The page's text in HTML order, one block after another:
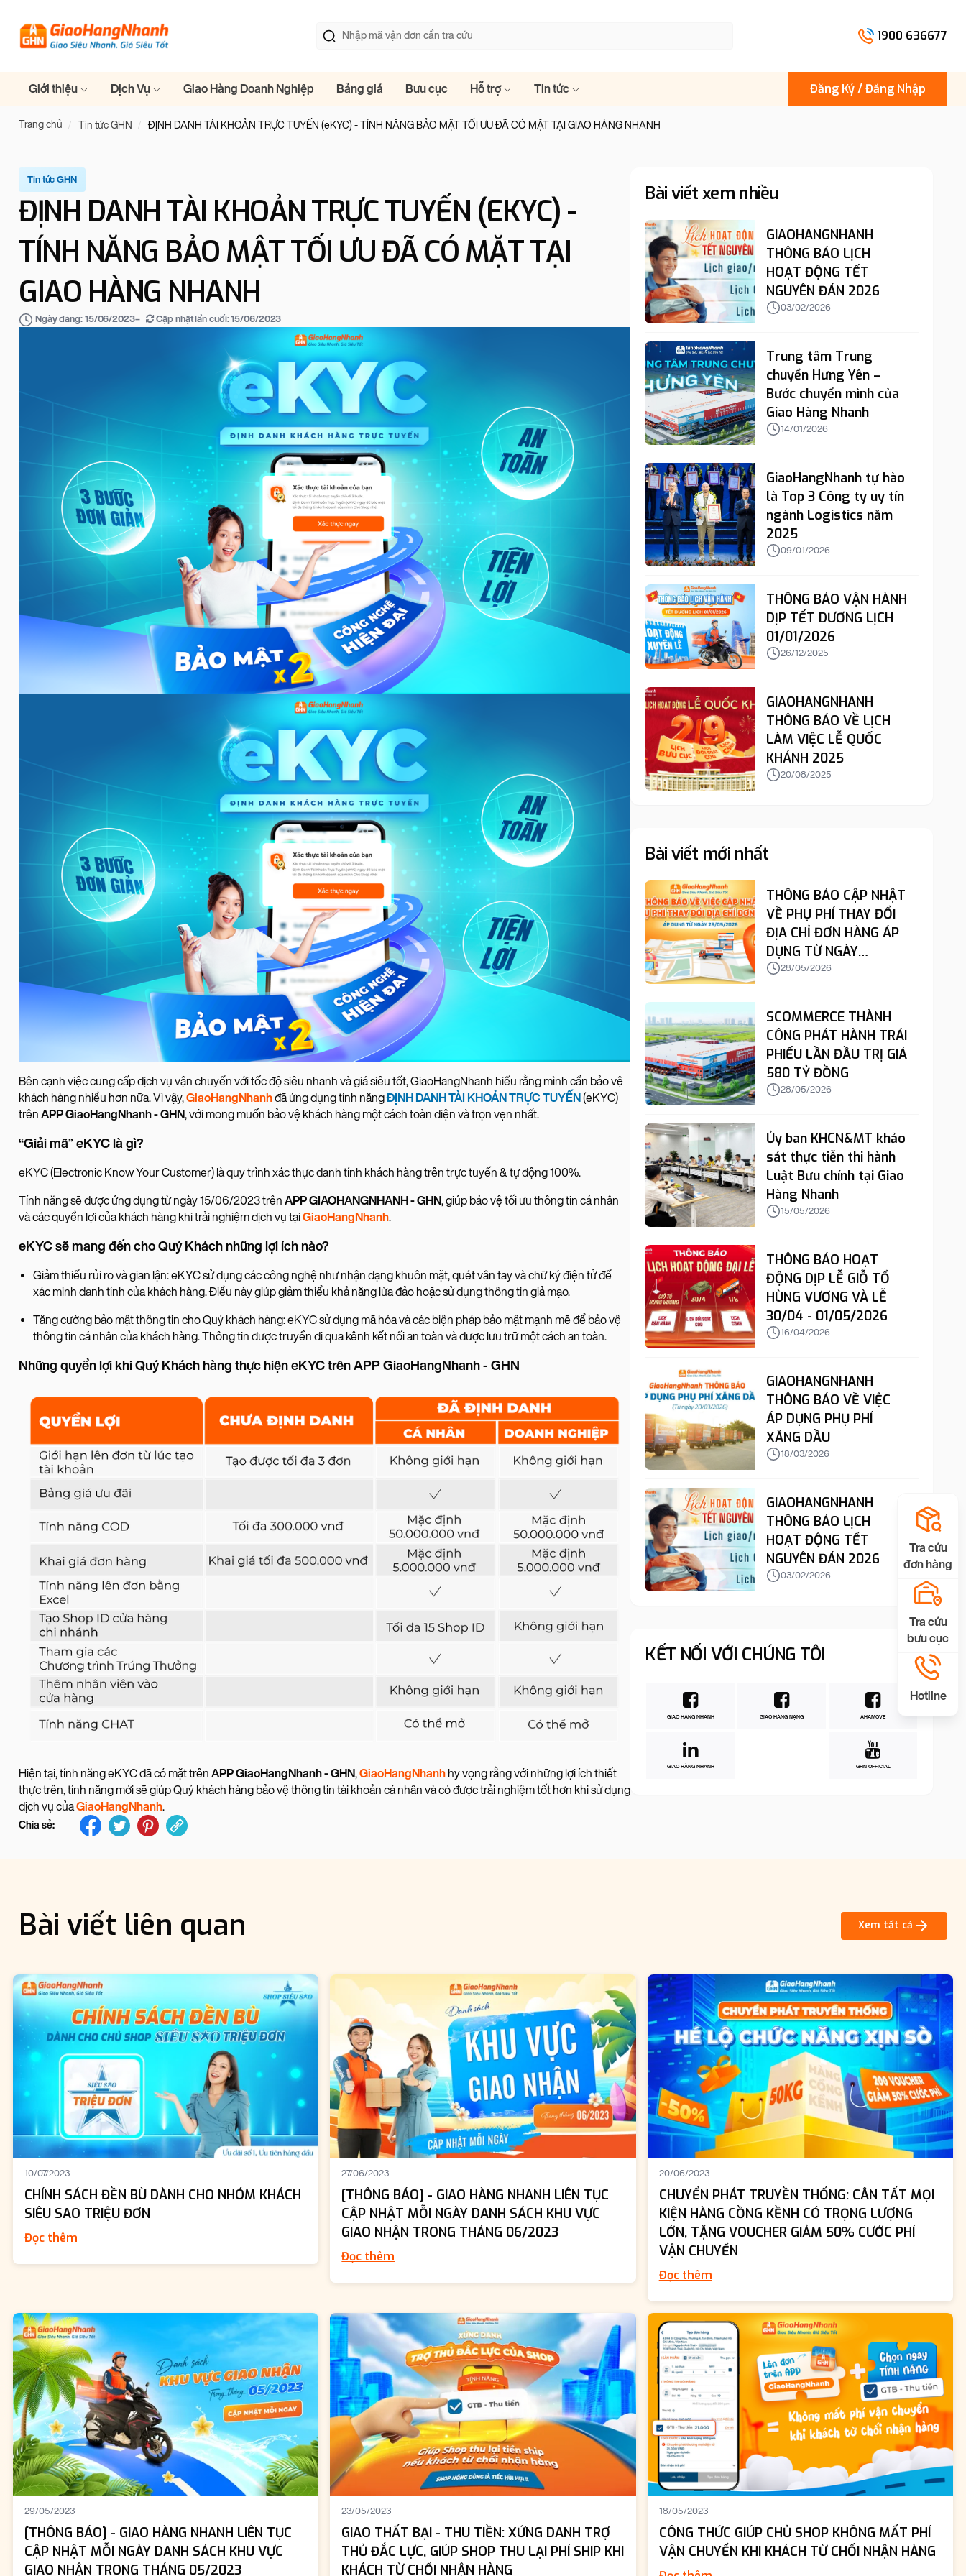
1900 636677
Giới thiệu Dịch Vụ Giao Hàng Doanh Nghiệp Bảng giá Bưu cục Hỗ trợ Tin tức Đăng Ký / Đăng Nhập
Trang chủ Tin tức GHN ĐỊNH DANH TÀI KHOẢN TRỰC TUYẾN (eKYC) - TÍNH NĂNG BẢO MẬT TỐI ƯU ĐÃ CÓ MẶT TẠI GIAO HÀNG NHANH
Tin tức GHN
ĐỊNH DANH TÀI KHOẢN TRỰC TUYẾN (EKYC) -
TÍNH NĂNG BẢO MẬT TỐI ƯU ĐÃ CÓ MẶT TẠI
GIAO HÀNG NHANH
Ngày đăng: 15/06/2023– Cập nhật lần cuối:15/06/2023
Bên cạnh việc cung cấp dịch vụ vận chuyển với tốc độ siêu nhanh và giá siêu tốt, GiaoHangNhanh hiểu rằng mình cần bảo vệ
khách hàng nhiều hơn nữa. Vì vậy,GiaoHangNhanhđã ứng dụng tính năngĐỊNH DANH TÀI KHOẢN TRỰC TUYẾN (eKYC)
trên APP GiaoHangNhanh - GHN, với mong muốn bảo vệ khách hàng một cách toàn diện và trọn vẹn nhất.
“Giải mã” eKYC là gì?
eKYC (Electronic Know Your Customer) là quy trình xác thực danh tính khách hàng trên trực tuyến & tự động 100%.
Tính năng sẽ được ứng dụng từ ngày 15/06/2023 trên APP GIAOHANGNHANH - GHN, giúp bảo vệ tối ưu thông tin cá nhân
và các quyền lợi của khách hàng khi trải nghiệm dịch vụ tạiGiaoHangNhanh.
eKYC sẽ mang đến cho Quý Khách những lợi ích nào?
Giảm thiểu rủi ro và gian lận: eKYC sử dụng các công nghệ như nhận dạng khuôn mặt, quét vân tay và chữ ký điện tử để
xác minh danh tính của khách hàng. Điều này giúp giảm thiểu khả năng lừa đảo hoặc sử dụng thông tin giả mạo.
Tăng cường bảo mật thông tin cho Quý khách hàng: eKYC sử dụng mã hóa và các biện pháp bảo mật mạnh mẽ để bảo vệ
thông tin cá nhân của khách hàng. Thông tin được truyền đi qua kênh kết nối an toàn và được lưu trữ một cách an toàn.
Những quyền lợi khi Quý Khách hàng thực hiện eKYC trên APP GiaoHangNhanh - GHN
Hiện tại, tính năng eKYC đã có mặt trên APP GiaoHangNhanh - GHN,GiaoHangNhanh hy vọng rằng với những lợi ích thiết
thực trên, tính năng mới sẽ giúp Quý khách hàng bảo vệ thông tin tài khoản cá nhân và có được trải nghiệm tốt hơn khi sử dụng
dịch vụ củaGiaoHangNhanh.
Chia sẻ:
Bài viết xem nhiều
GIAOHANGNHANH
THÔNG BÁO LỊCH
HOẠT ĐỘNG TẾT
NGUYÊN ĐÁN 2026
03/02/2026
Trung tâm Trung
chuyển Hưng Yên –
Bước chuyển mình của
Giao Hàng Nhanh
14/01/2026
GiaoHangNhanh tự hào
là Top 3 Công ty uy tín
ngành Logistics năm
2025
09/01/2026
THÔNG BÁO VẬN HÀNH
DỊP TẾT DƯƠNG LỊCH
01/01/2026
26/12/2025
GIAOHANGNHANH
THÔNG BÁO VỀ LỊCH
LÀM VIỆC LỄ QUỐC
KHÁNH 2025
20/08/2025
Bài viết mới nhất
THÔNG BÁO CẬP NHẬT
VỀ PHỤ PHÍ THAY ĐỔI
ĐỊA CHỈ ĐƠN HÀNG ÁP
DỤNG TỪ NGÀY
28/05/2026
28/05/2026
SCOMMERCE THÀNH
CÔNG PHÁT HÀNH TRÁI
PHIẾU LẦN ĐẦU TRỊ GIÁ
580 TỶ ĐỒNG
28/05/2026
Ủy ban KHCN&MT khảo
sát thực tiễn thi hành
Luật Bưu chính tại Giao
Hàng Nhanh
15/05/2026
THÔNG BÁO HOẠT
ĐỘNG DỊP LỄ GIỖ TỔ
HÙNG VƯƠNG VÀ LỄ
30/04 - 01/05/2026
16/04/2026
GIAOHANGNHANH
THÔNG BÁO VỀ VIỆC
ÁP DỤNG PHỤ PHÍ
XĂNG DẦU
18/03/2026
GIAOHANGNHANH
THÔNG BÁO LỊCH
HOẠT ĐỘNG TẾT
NGUYÊN ĐÁN 2026
03/02/2026
KẾT NỐI VỚI CHÚNG TÔI
GIAO HÀNG NHANH GIAO HÀNG NẶNG AHAMOVE
GIAO HÀNG NHANH GHN OFFICIAL
Bài viết liên quan Xem tất cả
10/07/2023
CHÍNH SÁCH ĐỀN BÙ DÀNH CHO NHÓM KHÁCH
SIÊU SAO TRIỆU ĐƠN
Đọc thêm
27/06/2023
[THÔNG BÁO] - GIAO HÀNG NHANH LIÊN TỤC
CẬP NHẬT MỖI NGÀY DANH SÁCH KHU VỰC
GIAO NHẬN TRONG THÁNG 06/2023
Đọc thêm
20/06/2023
CHUYỂN PHÁT TRUYỀN THỐNG: CÂN TẤT MỌI
KIỆN HÀNG CỒNG KỀNH CÓ TRỌNG LƯỢNG
LỚN, TẶNG VOUCHER GIẢM 50% CƯỚC PHÍ
VẬN CHUYỂN
Đọc thêm
29/05/2023
[THÔNG BÁO] - GIAO HÀNG NHANH LIÊN TỤC
CẬP NHẬT MỖI NGÀY DANH SÁCH KHU VỰC
GIAO NHẬN TRONG THÁNG 05/2023
23/05/2023
GIAO THẤT BẠI - THU TIỀN: XỨNG DANH TRỢ
THỦ ĐẮC LỰC, GIÚP SHOP THU LẠI PHÍ SHIP KHI
KHÁCH TỪ CHỐI NHẬN HÀNG
18/05/2023
CÔNG THỨC GIÚP CHỦ SHOP KHÔNG MẤT PHÍ
VẬN CHUYỂN KHI KHÁCH TỪ CHỐI NHẬN HÀNG
Tra cứu
đơn hàng
Tra cứu
bưu cục
Hotline